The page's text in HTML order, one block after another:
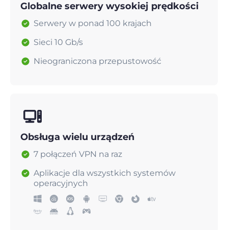
Globalne serwery wysokiej prędkości
Serwery w ponad 100 krajach
Sieci 10 Gb/s
Nieograniczona przepustowość
Obsługa wielu urządzeń
7 połączeń VPN na raz
Aplikacje dla wszystkich systemów
operacyjnych